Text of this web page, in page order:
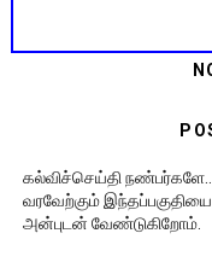
கல்விச்செய்தி நண்பர்களே..
வரவேற்கும்
அன்புடன் வேண்டுகிறோம்.